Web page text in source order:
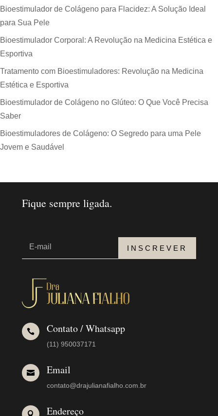
Bioestimulador de Colágeno para Flacidez: A Solução Ideal
para Sua Pele
Bioestimulador Corporal: A Revolução na Medicina Estética e
Esportiva
Tratamento com Bioestimuladores: Revolução na Medicina
Estética e Esportiva
Bioestimulador de Colágeno no Glúteo: O Que Você Precisa
Saber
Bioestimuladores de Colágeno: O Segredo para uma Pele
Jovem e Saudável
Fique sempre ligada.
INSCREVER
 Contato / Whatsapp
(11) 950037171
 Email
contato@drajulianafialho.com.br
 Endereço